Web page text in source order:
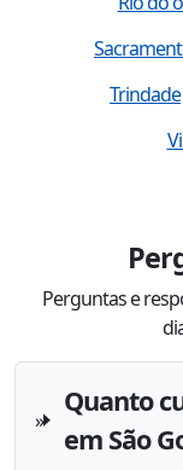
Trindade
Perguntas e
Quanto
em São